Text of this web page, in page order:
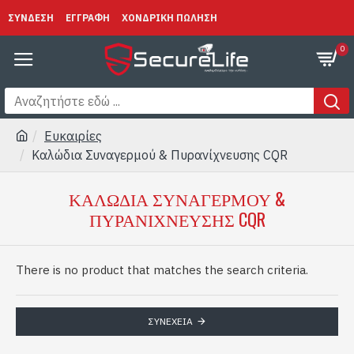
ΣΥΝΔΕΣΗ ΕΓΓΡΑΦΗ ΧΟΝΔΡΙΚΗ ΠΩΛΗΣΗ
0
Ευκαιρίες
Καλώδια Συναγερμού & Πυρανίχνευσης CQR
ΚΑΛΏΔΙΑ ΣΥΝΑΓΕΡΜΟΎ &
ΠΥΡΑΝΊΧΝΕΥΣΗΣ CQR
There is no product that matches the search criteria.
ΣΥΝΈΧΕΙΑ